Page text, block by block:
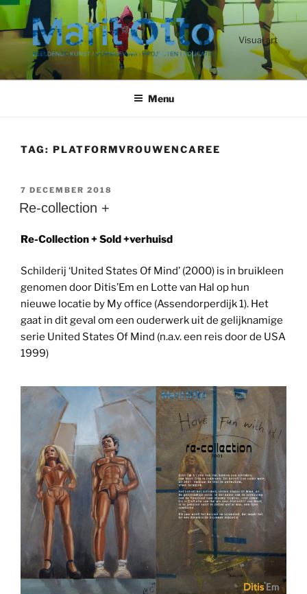
Ga
naar
de
Visual art
Menu
TAG: PLATFORMVROUWENCAREE
GEPLAATST
OP
7 DECEMBER 2018
Re-collection +
Re-Collection + Sold +verhuisd
Schilderij ‘United States Of Mind’ (2000) is in bruikleen
genomen door Ditis’Em en Lotte van Hal op hun
nieuwe locatie by My office (Assendorperdijk 1). Het
gaat in dit geval om een ouderwerk uit de gelijknamige
serie United States Of Mind (n.a.v. een reis door de USA
1999)